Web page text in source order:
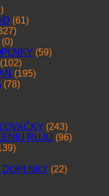
(61)
(0)
(59)
(102)
(195)
(78)
(243)
RUJU (96)
DOPLNKY (22)